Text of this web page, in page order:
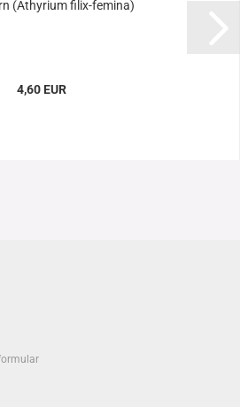
(Athyrium filix-femina)
4,60 EUR